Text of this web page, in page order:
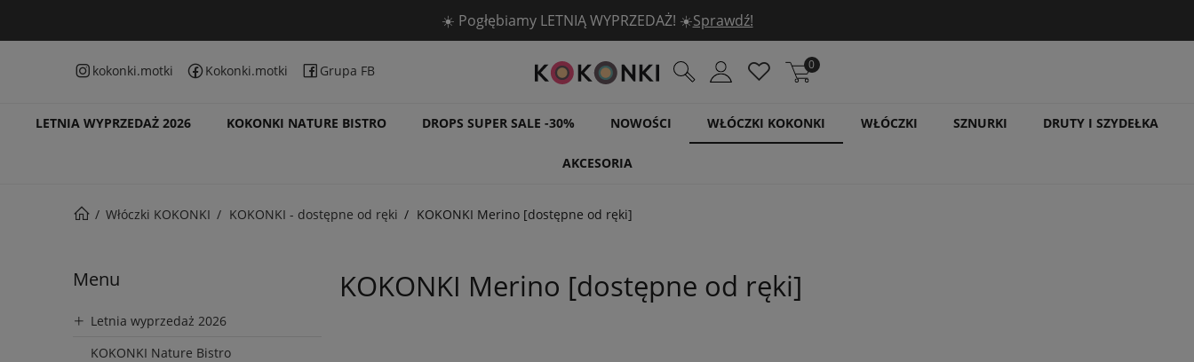
🧶 5 włóczek DROPS -30% 🧶Sprawdź!
kokonki.motki Kokonki.motki Grupa FB 0
LETNIA WYPRZEDAŻ 2026 KOKONKI NATURE BISTRO DROPS SUPER SALE -30% NOWOŚCI WŁÓCZKI KOKONKI WŁÓCZKI SZNURKI DRUTY I SZYDEŁKA
AKCESORIA
Włóczki KOKONKI KOKONKI - dostępne od ręki KOKONKI Merino [dostępne od ręki]
Menu
Letnia wyprzedaż 2026
KOKONKI Nature Bistro
KOKONKI Merino [dostępne od ręki]